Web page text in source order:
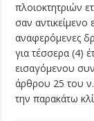
πλοιοκτητριών
σαν αντικείμενο
αναφερόμενες
για τέσσερα (4)
εισαγόμενου
άρθρου 25 του ν.
την παρακάτω